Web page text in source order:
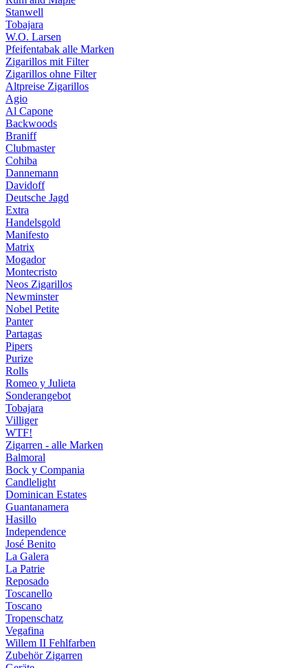
Stanwell
Tobajara
W.O. Larsen
Pfeifentabak alle Marken
Zigarillos mit Filter
Zigarillos ohne Filter
Altpreise Zigarillos
Agio
Al Capone
Backwoods
Braniff
Clubmaster
Cohiba
Dannemann
Davidoff
Deutsche Jagd
Extra
Handelsgold
Manifesto
Matrix
Mogador
Montecristo
Neos Zigarillos
Newminster
Nobel Petite
Panter
Partagas
Pipers
Purize
Rolls
Romeo y Julieta
Sonderangebot
Tobajara
Villiger
WTF!
Zigarren - alle Marken
Balmoral
Bock y Compania
Candlelight
Dominican Estates
Guantanamera
Hasillo
Independence
José Benito
La Galera
La Patrie
Reposado
Toscanello
Toscano
Tropenschatz
Vegafina
Willem II Fehlfarben
Zubehör Zigarren